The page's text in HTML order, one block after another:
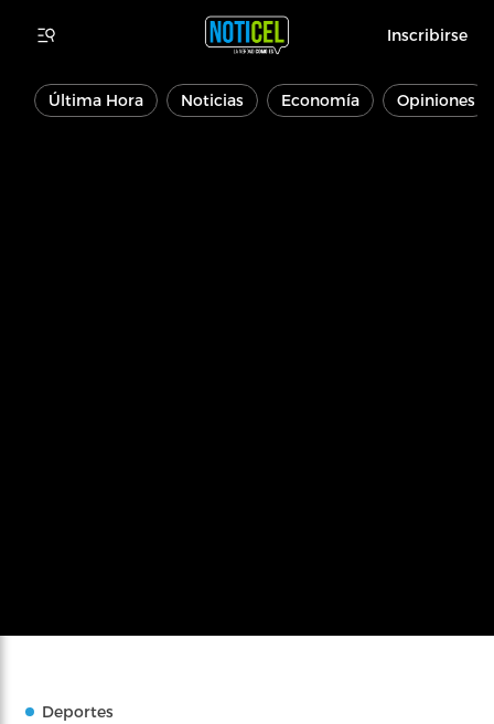
Inscribirse
Última Hora Noticias Economía Opiniones
Deportes